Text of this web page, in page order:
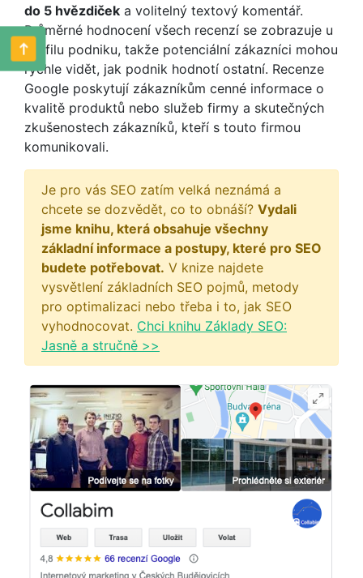
do 5 hvězdiček a volitelný textový komentář.
Průměrné hodnocení všech recenzí se zobrazuje u
profilu podniku, takže potenciální zákazníci mohou
rychle vidět, jak podnik hodnotí ostatní. Recenze
Google poskytují zákazníkům cenné informace o
kvalitě produktů nebo služeb firmy a skutečných
zkušenostech zákazníků, kteří s touto firmou
komunikovali.
Je pro vás SEO zatím velká neznámá a
chcete se dozvědět, co to obnáší? Vydali
jsme knihu, která obsahuje všechny
základní informace a postupy, které pro SEO
budete potřebovat. V knize najdete
vysvětlení základních SEO pojmů, metody
pro optimalizaci nebo třeba i to, jak SEO
vyhodnocovat. Chci knihu Základy SEO:
Jasně a stručně >>